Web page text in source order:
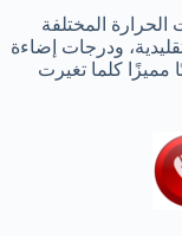
الحرارة المختلفة
ودرجات إضاءة
مميزًا كلما تغيرت